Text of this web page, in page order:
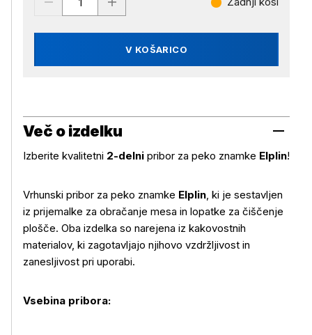
V KOŠARICO
Več o izdelku
Več o izdelku
Izberite kvalitetni 2-delni pribor za peko znamke Elplin!
Vrhunski pribor za peko znamke Elplin, ki je sestavljen
iz prijemalke za obračanje mesa in lopatke za čiščenje
plošče. Oba izdelka so narejena iz kakovostnih
materialov, ki zagotavljajo njihovo vzdržljivost in
zanesljivost pri uporabi.
Vsebina pribora: